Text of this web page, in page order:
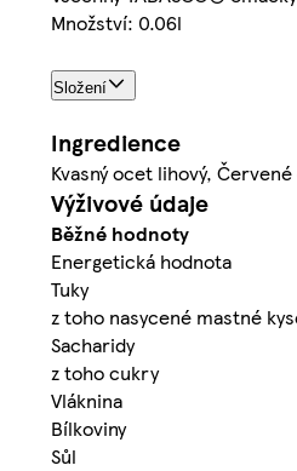
Množství: 0.06l
Složení
Ingredience
Kvasný ocet lihový,
Výživové údaje
Běžné hodnoty
Energetická hodnota
Tuky
z toho nasycené mastné
Sacharidy
z toho cukry
Vláknina
Bílkoviny
Sůl